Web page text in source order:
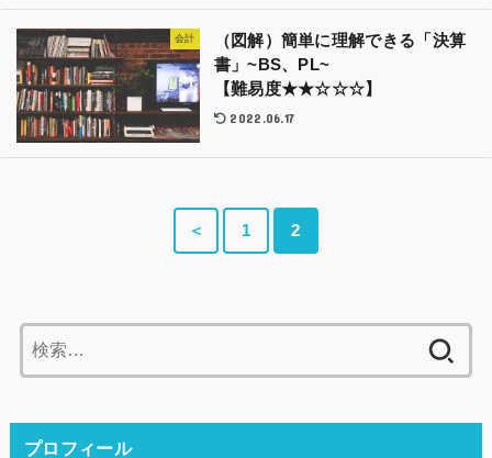
会計
（図解）簡単に理解できる「決算
書」~BS、PL~
【難易度★★☆☆☆】
2022.06.17
＜ 1 2
索:
プロフィール